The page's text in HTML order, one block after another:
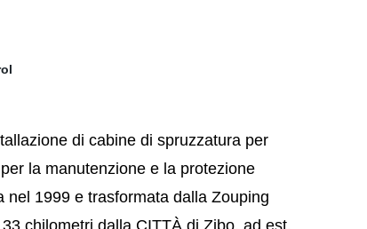
di cabine di spruzzatura per
la manutenzione e la protezione
nel 1999 e trasformata dalla Zouping
chilometri dalla CITTÀ di Zibo, ad est,